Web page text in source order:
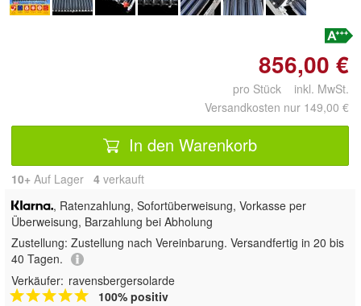
856,00 €
pro Stück inkl. MwSt.
Versandkosten nur 149,00 €
In den Warenkorb
10+ Auf Lager 4 verkauft
, Ratenzahlung, Sofortüberweisung, Vorkasse per
Überweisung, Barzahlung bei Abholung
Zustellung: Zustellung nach Vereinbarung. Versandfertig in 20 bis
40 Tagen.
Verkäufer: ravensbergersolarde
100% positiv